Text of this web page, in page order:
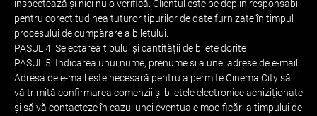
inspectează și nici nu o verifică. Clientul este pe deplin responsabil
pentru corectitudinea tuturor tipurilor de date furnizate în timpul
procesului de cumpărare a biletului.
PASUL 4: Selectarea tipului și cantității de bilete dorite
PASUL 5: Indicarea unui nume, prenume și a unei adrese de e-mail.
Adresa de e-mail este necesară pentru a permite Cinema City să
vă trimită confirmarea comenzii și biletele electronice achiziționate
și să vă contacteze în cazul unei eventuale modificări a timpului de